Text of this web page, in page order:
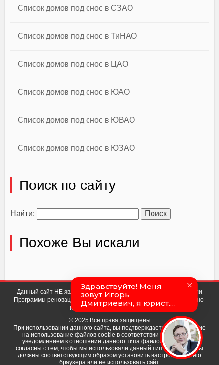
Список домов под снос в СЗАО
Список домов под снос в ТиНАО
Список домов под снос в ЦАО
Список домов под снос в ЮАО
Список домов под снос в ЮВАО
Список домов под снос в ЮЗАО
Поиск по сайту
Найти:
Похоже Вы искали
Данный сайт НЕ является официальным сайтом мэра Москвы или
Программы реновации. Сайт носит исключительно ознакомительно-
информационный характер.
© 2025 Все права защищены
При использовании данного сайта, вы подтверждаете свое согласие
на использование файлов cookie в соответствии с настоящим
уведомлением в отношении данного типа файлов. Если вы не
согласны с тем, чтобы мы использовали данный тип файлов, то вы
должны соответствующим образом установить настройки вашего
браузера или не использовать сайт.